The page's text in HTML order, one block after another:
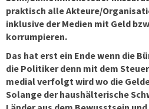
praktisch alle Akteure/
inklusive der Medien mit Geld
korrumpieren.
Das hat erst ein Ende wenn die
die Politiker denn mit dem
medial verfolgt wird wo die
Solange der haushälterische